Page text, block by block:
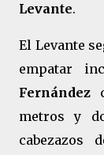
Levante.
El Levante
empatar
Fernández
metros y
cabezazos